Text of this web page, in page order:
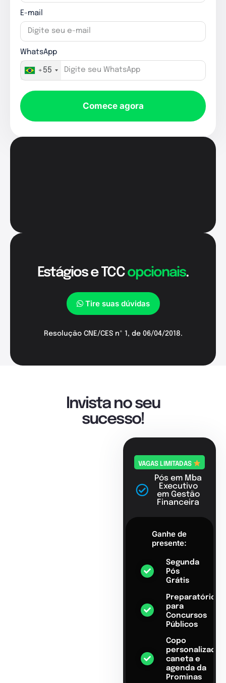
E-mail
WhatsApp
+55
Comece agora
Estágios e TCCopcionais.
Tire suas dúvidas
Resolução CNE/CES nº 1, de 06/04/2018.
Invista no seu
sucesso!
VAGAS LIMITADAS
Pós em Mba
Executivo
em Gestão
Financeira
Ganhe de
presente:
Segunda
Pós
Grátis
Preparatório
para
Concursos
Públicos
Copo
personalizado,
caneta e
agenda da
Prominas